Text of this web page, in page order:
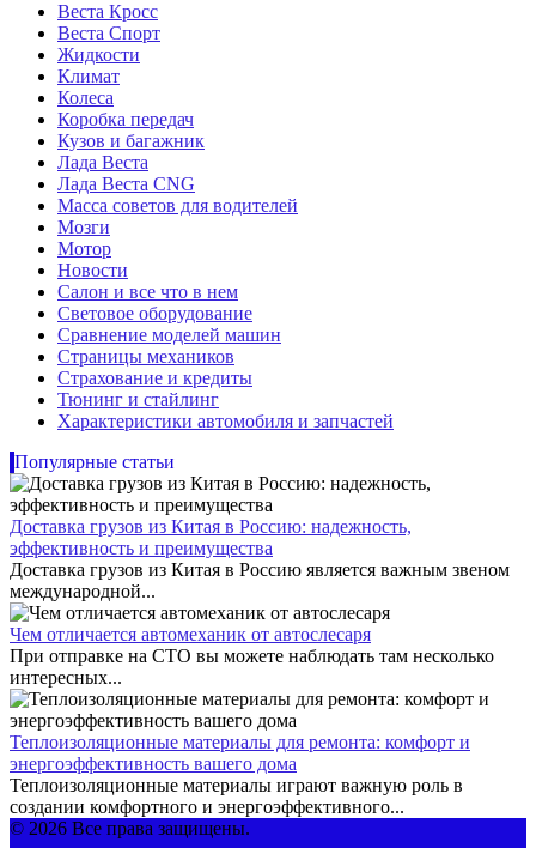
Веста Кросс
Веста Спорт
Жидкости
Климат
Колеса
Коробка передач
Кузов и багажник
Лада Веста
Лада Веста CNG
Масса советов для водителей
Мозги
Мотор
Новости
Салон и все что в нем
Световое оборудование
Сравнение моделей машин
Страницы механиков
Страхование и кредиты
Тюнинг и стайлинг
Характеристики автомобиля и запчастей
Популярные статьи
Доставка грузов из Китая в Россию: надежность,
эффективность и преимущества
Доставка грузов из Китая в Россию является важным звеном
международной...
Чем отличается автомеханик от автослесаря
При отправке на СТО вы можете наблюдать там несколько
интересных...
Теплоизоляционные материалы для ремонта: комфорт и
энергоэффективность вашего дома
Теплоизоляционные материалы играют важную роль в
создании комфортного и энергоэффективного...
© 2026 Все права защищены.